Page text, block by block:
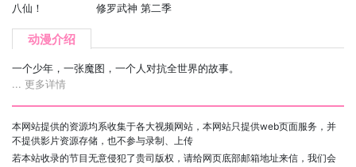
八仙！ 修罗武神 第二季
动漫介绍
一个少年，一张魔图，一个人对抗全世界的故事。
... 更多详情
本网站提供的资源均系收集于各大视频网站，本网站只提供web页面服务，并
不提供影片资源存储，也不参与录制、上传
若本站收录的节目无意侵犯了贵司版权，请给网页底部邮箱地址来信，我们会